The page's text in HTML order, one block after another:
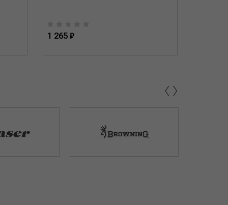
1 265 ₽
‹›